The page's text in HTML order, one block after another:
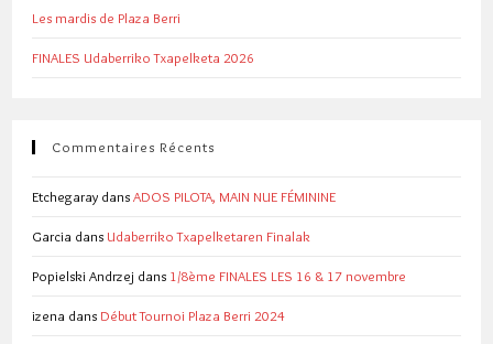
Les mardis de Plaza Berri
FINALES Udaberriko Txapelketa 2026
Commentaires Récents
Etchegaray dansADOS PILOTA, MAIN NUE FÉMININE
Garcia dans Udaberriko Txapelketaren Finalak
Popielski Andrzej dans 1/8ème FINALES LES 16 & 17 novembre
izena dans Début Tournoi Plaza Berri 2024